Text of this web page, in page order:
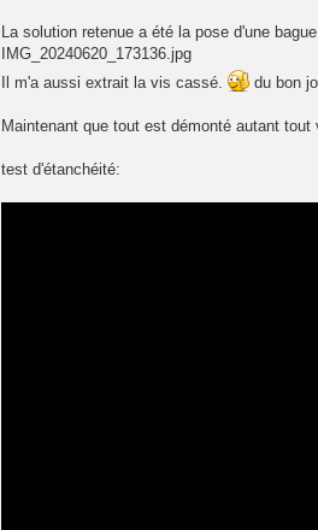
La solution retenue a été la pose d'une
IMG_20240620_173136.jpg
Il m'a aussi extrait la vis cassé.
du bon
Maintenant que tout est démonté autant tout
test d'étanchéité: